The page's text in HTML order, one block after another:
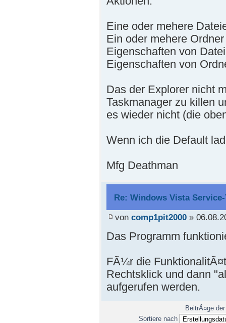
Eine oder mehere
Ein oder mehere
Eigenschaften von
Eigenschaften von
Das der Explorer nicht
Taskmanager zu killen
es wieder nicht (die
Wenn ich die Default
Mfg Deathman
Re: Windows Vista
von comp1pit2000»
Das Programm
FÃ¼r die
Rechtsklick und dann
aufgerufen werden.
BeitrÃ¤ge
Sortiere nach